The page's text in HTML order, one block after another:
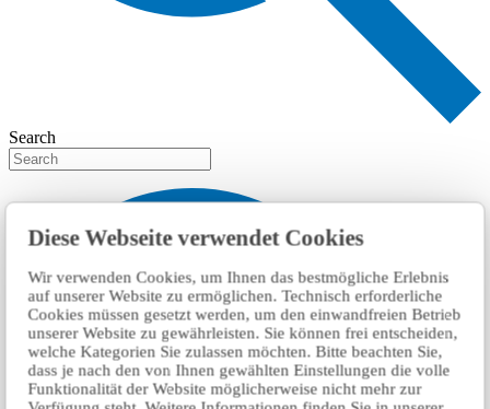
Diese Webseite verwendet Cookies
Wir verwenden Cookies, um Ihnen das bestmögliche Erlebnis
auf unserer Website zu ermöglichen. Technisch erforderliche
Cookies müssen gesetzt werden, um den einwandfreien Betrieb
unserer Website zu gewährleisten. Sie können frei entscheiden,
welche Kategorien Sie zulassen möchten. Bitte beachten Sie,
dass je nach den von Ihnen gewählten Einstellungen die volle
Funktionalität der Website möglicherweise nicht mehr zur
Search